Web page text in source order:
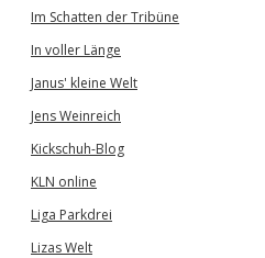
Im Schatten der Tribüne
In voller Länge
Janus' kleine Welt
Jens Weinreich
Kickschuh-Blog
KLN online
Liga Parkdrei
Lizas Welt